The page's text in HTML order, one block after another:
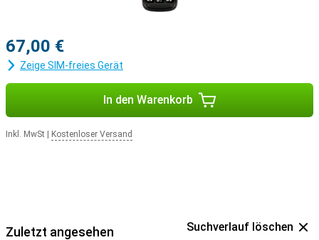
67,00 €
Zeige SIM-freies Gerät
In den Warenkorb
Inkl. MwSt Kostenloser Versand
Zuletzt angesehen Suchverlauf löschen